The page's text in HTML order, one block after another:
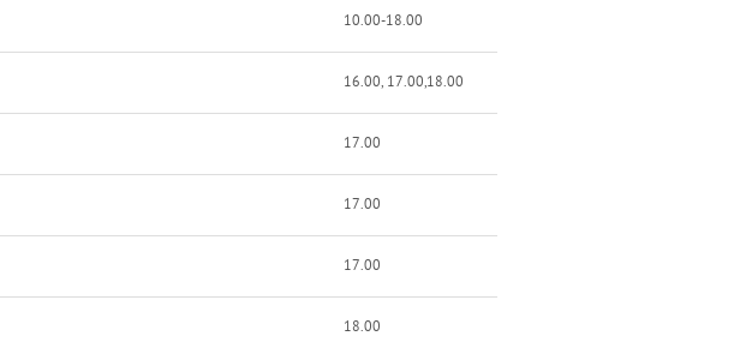
10.00-18.00
16.00, 17.00,18.00
17.00
17.00
17.00
18.00